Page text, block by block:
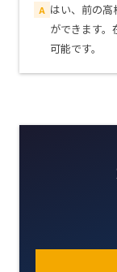
A はい、前の
ができます
可能です。